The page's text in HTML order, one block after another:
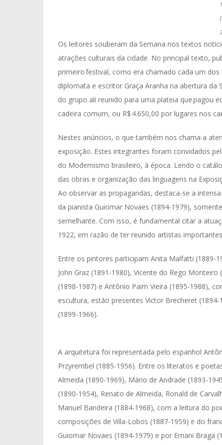
Os leitores souberam da Semana nos textos
atrações culturais da cidade.​ No principal texto,
primeiro festival, como era chamado cada um
diplomata e escritor Graça Aranha na abertura da
do grupo ali reunido para uma plateia que pagou
cadeira comum, ou R$ 4.650,00 por lugares nos
Nestes anúncios, o que também nos chama a
exposição. Estes integrantes foram convidados
do Modernismo brasileiro, à época. Lendo o
das obras e organização das linguagens na
Ao observar as propagandas, destaca-se a
da pianista Guiomar Novaes (1894-1979),
semelhante. Com isso, é fundamental citar a
1922, em razão de ter reunido artistas
Entre os pintores participam Anita Malfatti (1889-
John Graz (1891-1980), Vicente do Rego
(1898-1987) e Antônio Paim Vieira (1895-1988),
escultura, estão presentes Victor Brecheret
(1899-1966).
A arquitetura foi representada pelo espanhol
Przyrembel (1885-1956). Entre os literatos e
Almeida (1890-1969), Mário de Andrade (1893-
(1890-1954), Renato de Almeida, Ronald de
Manuel Bandeira (1884-1968), com a leitura do
composições de Villa-Lobos (1887-1959) e do
Guiomar Novaes (1894-1979) e por Ernani Braga